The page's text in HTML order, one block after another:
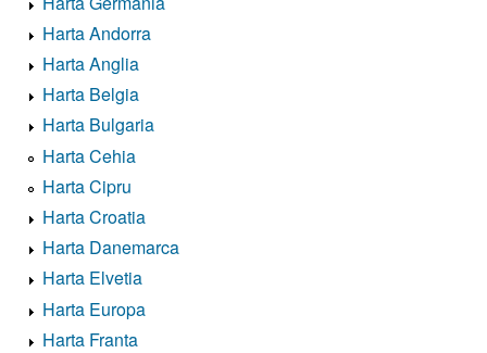
Harta Andorra
Harta Anglia
Harta Belgia
Harta Bulgaria
Harta Cehia
Harta Cipru
Harta Croatia
Harta Danemarca
Harta Elvetia
Harta Europa
Harta Franta